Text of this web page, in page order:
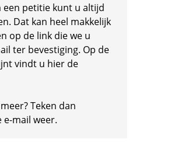
een petitie kunt u altijd
Dat kan heel makkelijk
op de link die we u
ter bevestiging. Op de
vindt u hier de
Teken dan
mail weer.